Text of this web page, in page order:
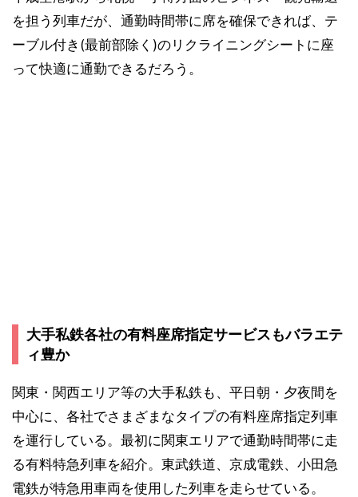
を担う列車だが、通勤時間帯に席を確保できれば、テ
ーブル付き(最前部除く)のリクライニングシートに座
って快適に通勤できるだろう。
大手私鉄各社の有料座席指定サービスもバラエテ
ィ豊か
関東・関西エリア等の大手私鉄も、平日朝・夕夜間を
中心に、各社でさまざまなタイプの有料座席指定列車
を運行している。最初に関東エリアで通勤時間帯に走
る有料特急列車を紹介。東武鉄道、京成電鉄、小田急
電鉄が特急用車両を使用した列車を走らせている。